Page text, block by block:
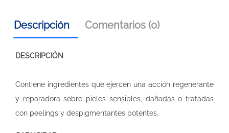
Descripción Comentarios (0)
DESCRIPCIÓN
Contiene ingredientes que ejercen una acción regenerante
y reparadora sobre pieles sensibles, dañadas o tratadas
con peelings y despigmentantes potentes.